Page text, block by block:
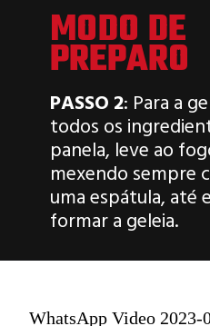
PASSO 2: Para a
todos os
panela, leve ao
mexendo sempre
uma espátula, até
formar a geleia.
MODO DE
PREPARO
WhatsApp Video 2023-